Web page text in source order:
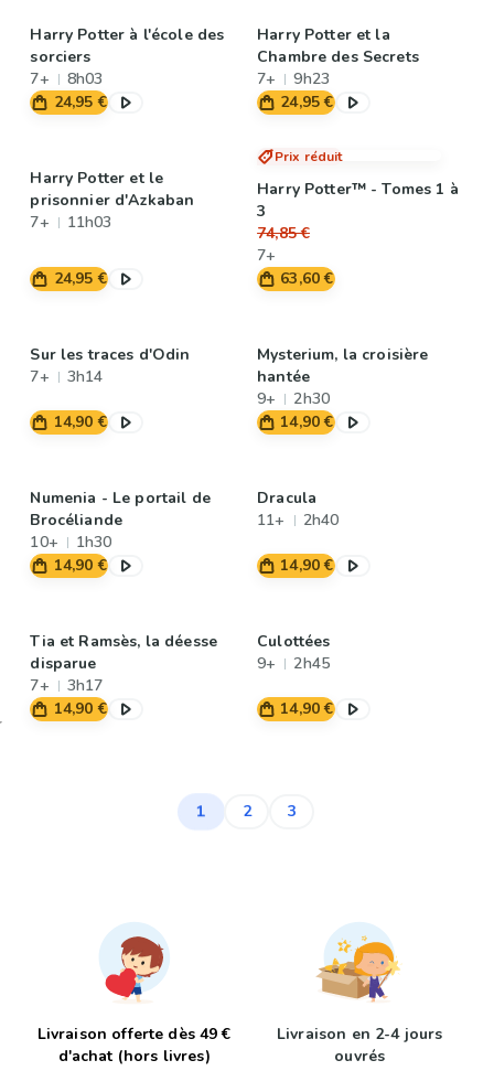
Harry Potter à l'école des
sorciers
7+
8h03
24,95 €
Harry Potter et la
Chambre des Secrets
7+
9h23
24,95 €
Harry Potter et le
prisonnier d'Azkaban
7+
11h03
24,95 €
Prix réduit
Harry Potter™ - Tomes 1 à
3
74,85 €
7+
63,60 €
Sur les traces d'Odin
7+
3h14
14,90 €
Mysterium, la croisière
hantée
9+
2h30
14,90 €
Numenia - Le portail de
Brocéliande
10+
1h30
14,90 €
Dracula
11+
2h40
14,90 €
Tia et Ramsès, la déesse
disparue
7+
3h17
14,90 €
Culottées
9+
2h45
14,90 €
1 2 3
Livraison offerte dès 49 €
d'achat (hors livres)
Livraison en 2-4 jours
ouvrés